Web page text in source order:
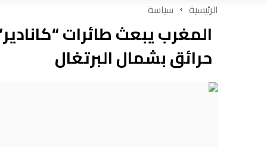
الرئيسية سياسة
المغرب يبعث طائرات
حرائق بشمال البرتغال